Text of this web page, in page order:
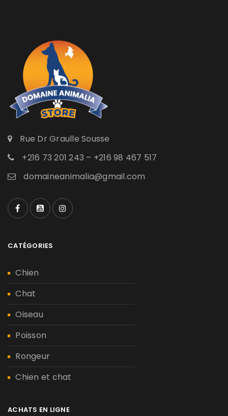
Rue Dr Graulle Sousse
+216 73 201 243 – +216 98 467 517
domaineanimalia@gmail.com
CATÉGORIES
Chien
Chat
Oiseau
Poisson
Rongeur
Chien et chat
ACHATS EN LIGNE